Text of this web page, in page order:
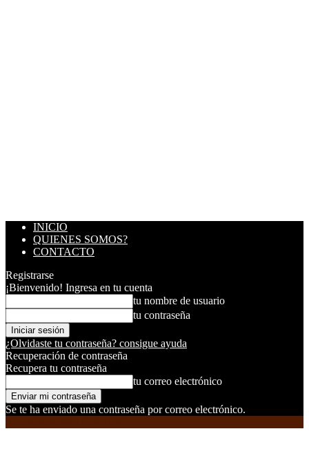
INICIO
QUIENES SOMOS?
CONTACTO
Registrarse
¡Bienvenido! Ingresa en tu cuenta
tu nombre de usuario
tu contraseña
¿Olvidaste tu contraseña? consigue ayuda
Recuperación de contraseña
Recupera tu contraseña
tu correo electrónico
Se te ha enviado una contraseña por correo electrónico.